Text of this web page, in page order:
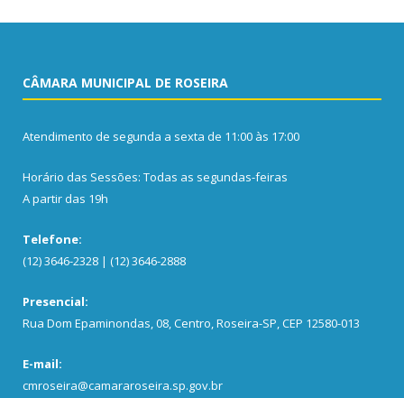
CÂMARA MUNICIPAL DE ROSEIRA
Atendimento de segunda a sexta de 11:00 às 17:00
Horário das Sessões: Todas as segundas-feiras
A partir das 19h
Telefone:
(12) 3646-2328 | (12) 3646-2888
Presencial:
Rua Dom Epaminondas, 08, Centro, Roseira-SP, CEP 12580-013
E-mail:
cmroseira@camararoseira.sp.gov.br